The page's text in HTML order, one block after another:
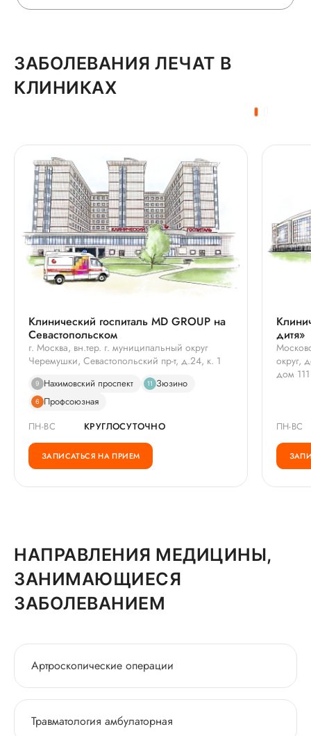
ЗАБОЛЕВАНИЯ ЛЕЧАТ В
КЛИНИКАХ
Клинический госпиталь MD GROUP на
Севастопольском
г. Москва, вн.тер. г. муниципальный округ
Черемушки, Севастопольский пр-т, д.24, к. 1
9 Нахимовский проспект 11 Зюзино
6
Профсоюзная
ПН-ВС
КРУГЛОСУТОЧНО
ЗАПИСАТЬСЯ НА ПРИЕМ
дитя»
округ,
дом 111
ПН-ВС
НАПРАВЛЕНИЯ МЕДИЦИНЫ,
ЗАНИМАЮЩИЕСЯ
ЗАБОЛЕВАНИЕМ
Артроскопические операции
Травматология амбулаторная